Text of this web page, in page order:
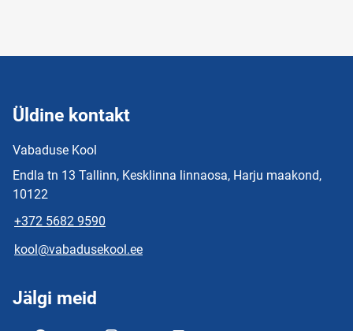
Üldine kontakt
Vabaduse Kool
Endla tn 13 Tallinn, Kesklinna linnaosa, Harju maakond,
10122
+372 5682 9590
kool@vabadusekool.ee
Jälgi meid